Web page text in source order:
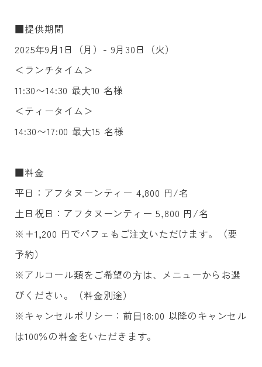
■提供期間
2025年9月1日（月）- 9月30日（火）
＜ランチタイム＞
11:30〜14:30 最⼤10 名様
＜ティータイム＞
14:30〜17:00 最⼤15 名様
■料⾦
平日：アフタヌーンティー 4,800 円/名
土日祝日：アフタヌーンティー 5,800 円/名
※＋1,200 円でパフェもご注⽂いただけます。（要
予約）
※アルコール類をご希望の⽅は、メニューからお選
びください。（料⾦別途）
※キャンセルポリシー：前⽇18:00 以降のキャンセル
は100％の料⾦をいただきます。